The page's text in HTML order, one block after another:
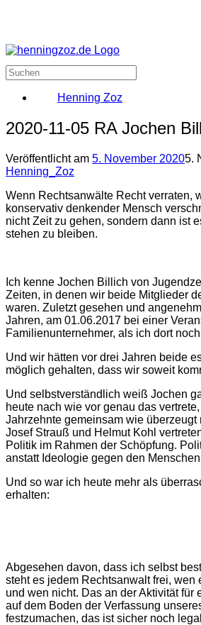
Henning Zoz
2020-11-05 RA Jochen
Veröffentlicht am 5. November 20205.
Henning_Zoz
Wenn Rechtsanwälte Recht verraten,
konservativ denkender Mensch
nicht Zeit zu gehen, sondern dann ist
stehen zu bleiben.
Ich kenne Jochen Billich von
Zeiten, in denen wir beide Mitglieder
waren. Zuletzt gesehen und
Jahren, am 01.06.2017 bei einer
Familienunternehmer, als ich dort
Und wir hätten vor drei Jahren beide
möglich gehalten, dass wir soweit
Und selbstverständlich weiß Jochen
heute nach wie vor genau das
Jahrzehnte gemeinsam wie überzeugt
Josef Strauß und Helmut Kohl
Politik im Rahmen der Schöpfung.
anstatt Ideologie gegen den
Und so war ich heute mehr als
erhalten:
Abgesehen davon, dass ich selbst
steht es jedem Rechtsanwalt frei, wen
und wen nicht. Das an der Aktivität für
auf dem Boden der Verfassung
festzumachen, das ist sicher noch